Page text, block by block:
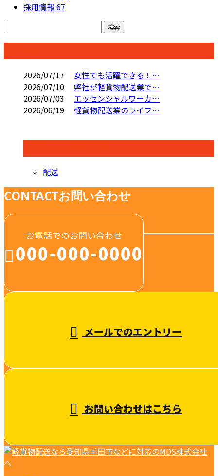
採用情報 67
2026/07/17
女性でも活躍できる！…
2026/07/10
弊社が軽貨物配送業で…
2026/07/03
エッセンシャルワーカ…
2026/06/19
軽貨物配送業のライフ…
配送
CONTACTお問い合わせ
お電話でのお問い合わせ
000-000-0000
メールでのエントリー
お問い合わせはこちら